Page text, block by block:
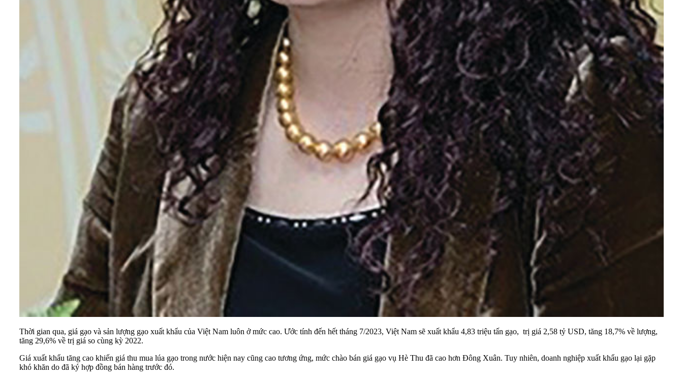
Thời gian qua, giá gạo và sản lượng gạo xuất khẩu của Việt Nam luôn ở mức cao. Ước tính đến hết tháng 7/2023, Việt Nam sẽ xuất khẩu 4,83 triệu tấn gạo, trị giá 2,58 tỷ USD, tăng 18,7% về lượng,
tăng 29,6% về trị giá so cùng kỳ 2022.
Giá xuất khẩu tăng cao khiến giá thu mua lúa gạo trong nước hiện nay cũng cao tương ứng, mức chào bán giá gạo vụ Hè Thu đã cao hơn Đông Xuân. Tuy nhiên, doanh nghiệp xuất khẩu gạo lại gặp
khó khăn do đã ký hợp đồng bán hàng trước đó.